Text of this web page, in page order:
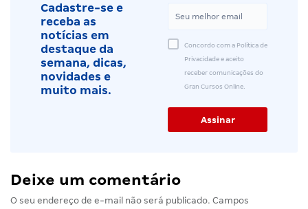
Cadastre-se e
receba as
notícias em
destaque da
semana, dicas,
novidades e
muito mais.
Concordo com a Política de
Privacidade e aceito
receber comunicações do
Gran Cursos Online.
Deixe um comentário
O seu endereço de e-mail não será publicado. Campos